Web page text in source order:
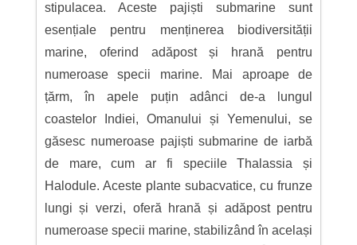
stipulacea. Aceste pajiști submarine sunt
esențiale pentru menținerea biodiversității
marine, oferind adăpost și hrană pentru
numeroase specii marine. Mai aproape de
țărm, în apele puțin adânci de-a lungul
coastelor Indiei, Omanului și Yemenului, se
găsesc numeroase pajiști submarine de iarbă
de mare, cum ar fi speciile Thalassia și
Halodule. Aceste plante subacvatice, cu frunze
lungi și verzi, oferă hrană și adăpost pentru
numeroase specii marine, stabilizând în același